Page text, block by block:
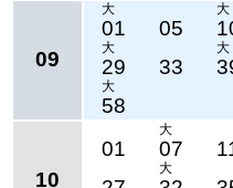
09
大
01 05
大
大
29 33
大
大
58
10
01
大
07
大